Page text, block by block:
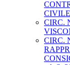
CIVILE
CIRC.
CIRC.